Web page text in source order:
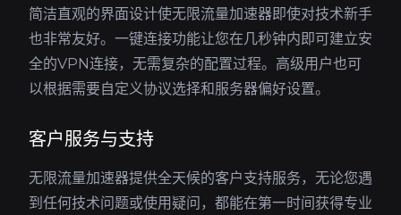
简洁直观的界面设计使无限流量加速器即使对技术新手
也非常友好。一键连接功能让您在几秒钟内即可建立安
全的VPN连接，无需复杂的配置过程。高级用户也可
以根据需要自定义协议选择和服务器偏好设置。
客户服务与支持
无限流量加速器提供全天候的客户支持服务，无论您遇
到任何技术问题或使用疑问，都能在第一时间获得专业